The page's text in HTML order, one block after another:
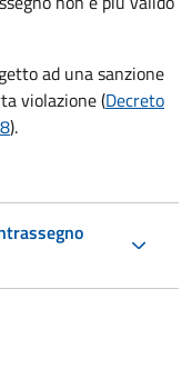
ad una sanzione
violazione (Decreto
).